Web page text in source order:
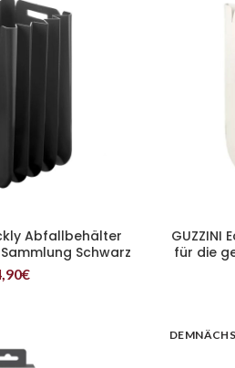
Abfallbehälter
Schwarz
€
GUZZINI
für die